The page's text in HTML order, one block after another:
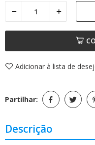
Adicionar à lista de
Partilhar:
Descrição